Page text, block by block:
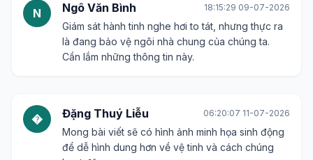
N Ngô Văn Bình 18:15:29 09-07-2026
Giám sát hành tinh nghe hơi to tát, nhưng thực ra
là đang bảo vệ ngôi nhà chung của chúng ta.
Cần lắm những thông tin này.
� Đặng Thuý Liễu 06:20:07 11-07-2026
Mong bài viết sẽ có hình ảnh minh họa sinh động
để dễ hình dung hơn về vệ tinh và cách chúng